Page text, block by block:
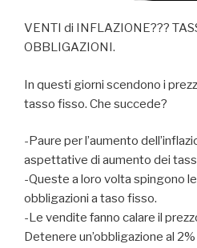
VENTI di INFLAZIONE???
OBBLIGAZIONI.
In questi giorni scendono i
tasso fisso. Che succede?
-Paure per l’aumento
aspettative di aumento dei
-Queste a loro volta spingono
obbligazioni a taso fisso.
-Le vendite fanno calare il
Detenere un’obbligazione al